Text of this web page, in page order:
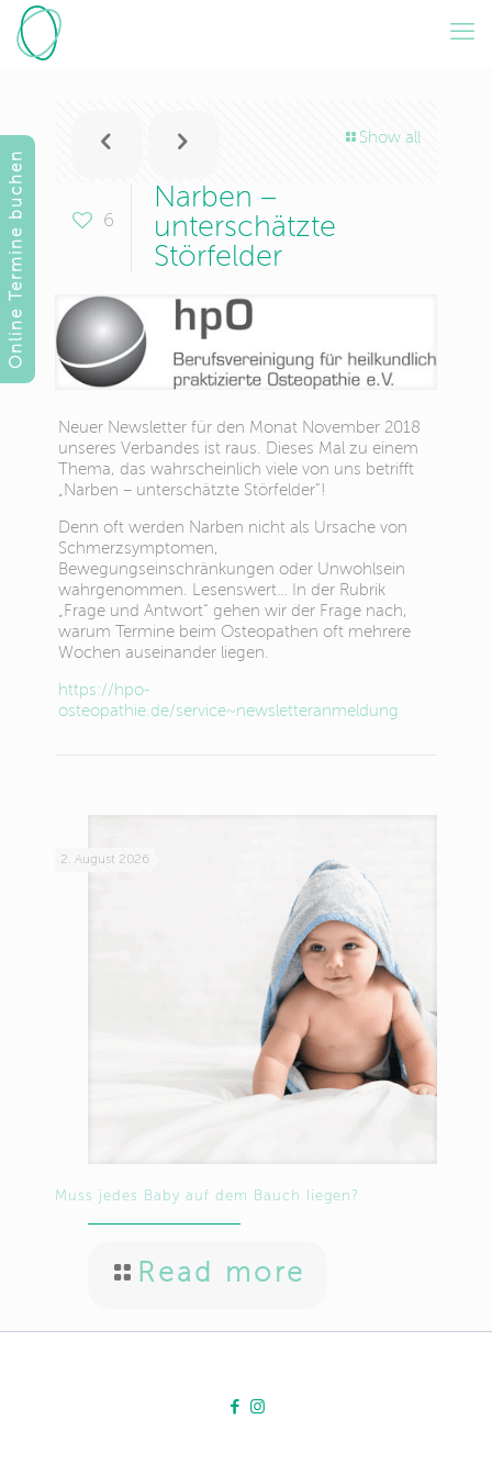
Show all
6
Narben –
unterschätzte
Störfelder
Neuer Newsletter für den Monat November 2018
unseres Verbandes ist raus. Dieses Mal zu einem
Thema, das wahrscheinlich viele von uns betrifft
„Narben – unterschätzte Störfelder“!
Denn oft werden Narben nicht als Ursache von
Schmerzsymptomen,
Bewegungseinschränkungen oder Unwohlsein
wahrgenommen. Lesenswert… In der Rubrik
„Frage und Antwort“ gehen wir der Frage nach,
warum Termine beim Osteopathen oft mehrere
Wochen auseinander liegen.
https://hpo-
osteopathie.de/service~newsletteranmeldung
2. August 2026
Muss jedes Baby auf dem Bauch liegen?
Read more
Online Termine buchen
Kundenbewertungen und